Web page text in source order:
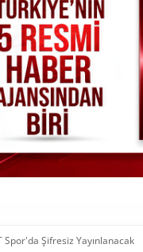
Spor'da Şifresiz Yayınlanacak